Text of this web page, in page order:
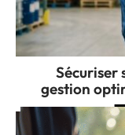
Sécuriser
gestion